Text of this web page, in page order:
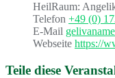
HeilRaum:
Telefon +49 (0)
E-Mail
Webseite https://
Teile diese